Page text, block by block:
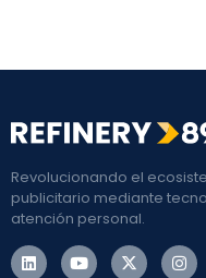
Revolucionando el
publicitario mediante
atención personal.